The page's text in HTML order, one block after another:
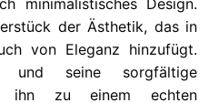
minimalistisches Design.
der Ästhetik, das in
von Eleganz hinzufügt.
und seine sorgfältige
ihn zu einem echten